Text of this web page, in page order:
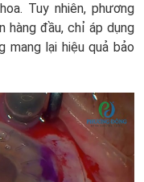
Tuy nhiên, phương
hàng đầu, chỉ áp dụng
mang lại hiệu quả bảo